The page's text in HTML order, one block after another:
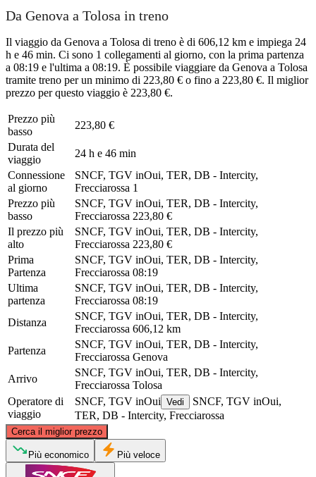
Da Genova a Tolosa in treno
Il viaggio da Genova a Tolosa di treno è di 606,12 km e impiega 24
h e 46 min. Ci sono 1 collegamenti al giorno, con la prima partenza
a 08:19 e l'ultima a 08:19. È possibile viaggiare da Genova a Tolosa
tramite treno per un minimo di 223,80 € o fino a 223,80 €. Il miglior
prezzo per questo viaggio è 223,80 €.
Prezzo più
basso
223,80 €
Durata del
viaggio
24 h e 46 min
Connessione
al giorno
SNCF, TGV inOui, TER, DB - Intercity,
Frecciarossa 1
Prezzo più
basso
SNCF, TGV inOui, TER, DB - Intercity,
Frecciarossa 223,80 €
Il prezzo più
alto
SNCF, TGV inOui, TER, DB - Intercity,
Frecciarossa 223,80 €
Prima
Partenza
SNCF, TGV inOui, TER, DB - Intercity,
Frecciarossa 08:19
Ultima
partenza
SNCF, TGV inOui, TER, DB - Intercity,
Frecciarossa 08:19
Distanza
SNCF, TGV inOui, TER, DB - Intercity,
Frecciarossa 606,12 km
Partenza
SNCF, TGV inOui, TER, DB - Intercity,
Frecciarossa Genova
Arrivo
SNCF, TGV inOui, TER, DB - Intercity,
Frecciarossa Tolosa
Operatore di
viaggio
SNCF, TGV inOui Vedi
SNCF, TGV inOui,
TER, DB - Intercity, Frecciarossa
Cerca il miglior prezzo
© CARTO, ©OpenStreetMap
Più economico Più veloce